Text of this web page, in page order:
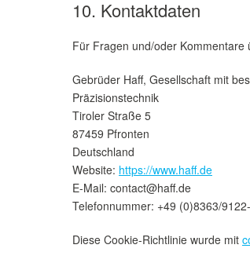
10. Kontaktdaten
Für Fragen und/oder
Gebrüder Haff, Gesellschaft mit
Präzisionstechnik
Tiroler Straße 5
87459 Pfronten
Deutschland
Website: https://www.haff.de
E-Mail: contact@haff.de
Telefonnummer: +49 (0)8363/
Diese Cookie-Richtlinie wurde mit